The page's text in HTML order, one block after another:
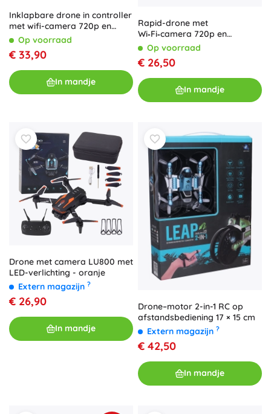
Inklapbare drone in controller
met wifi-camera 720p en
afstandsbediening
Op voorraad
€ 33,90
In mandje
Rapid-drone met
Wi‑Fi‑camera 720p en
afstandsbediening
Op voorraad
€ 26,50
In mandje
Drone met camera LU800 met
LED-verlichting - oranje
Extern magazijn ?
€ 26,90
In mandje
Drone–motor 2-in-1 RC op
afstandsbediening 17 × 15 cm
Extern magazijn ?
€ 42,50
In mandje